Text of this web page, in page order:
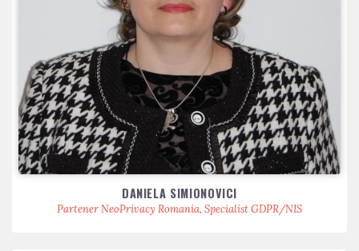
DANIELA SIMIONOVICI
Partener NeoPrivacy Romania, Specialist GDPR/NIS